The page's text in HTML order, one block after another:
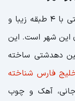
در قلب بافت تاریخی بوشهر، عمارت دهدشتی با 4 طبقه زیبا و
این شهر است. این
دهدشتی ساخته
خلیج فارس شناخته
آهک و چوب